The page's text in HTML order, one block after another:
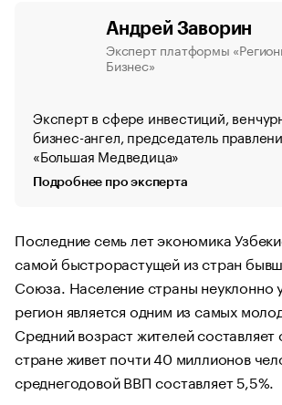
Андрей Заворин
Эксперт платформы
Бизнес»
Эксперт в сфере инвестиций,
бизнес-ангел, председатель
«Большая Медведица»
Подробнее про эксперта
Последние семь лет экономика
самой быстрорастущей из стран
Союза. Население страны неуклонно
регион является одним из самых
Средний возраст жителей составляет
стране живет почти 40 миллионов
среднегодовой ВВП составляет 5,5%.